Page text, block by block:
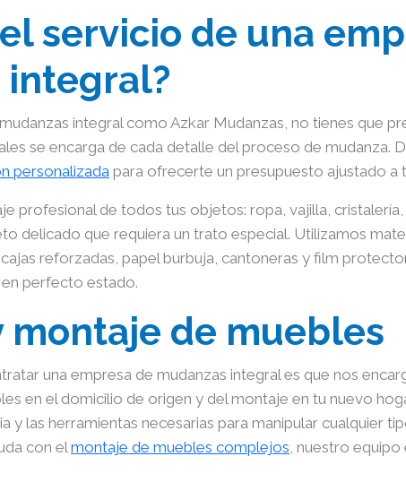
servicio de una
integral?
integral como Azkar Mudanzas, no tienes que
se encarga de cada detalle del proceso de mudanza.
personalizada para ofrecerte un presupuesto ajustado a
profesional de todos tus objetos: ropa, vajilla, cristalería,
delicado que requiera un trato especial. Utilizamos
reforzadas, papel burbuja, cantoneras y film
perfecto estado.
montaje de muebles
una empresa de mudanzas integral es que nos
en el domicilio de origen y del montaje en tu nuevo
y las herramientas necesarias para manipular cualquier
con elmontaje de muebles complejos, nuestro